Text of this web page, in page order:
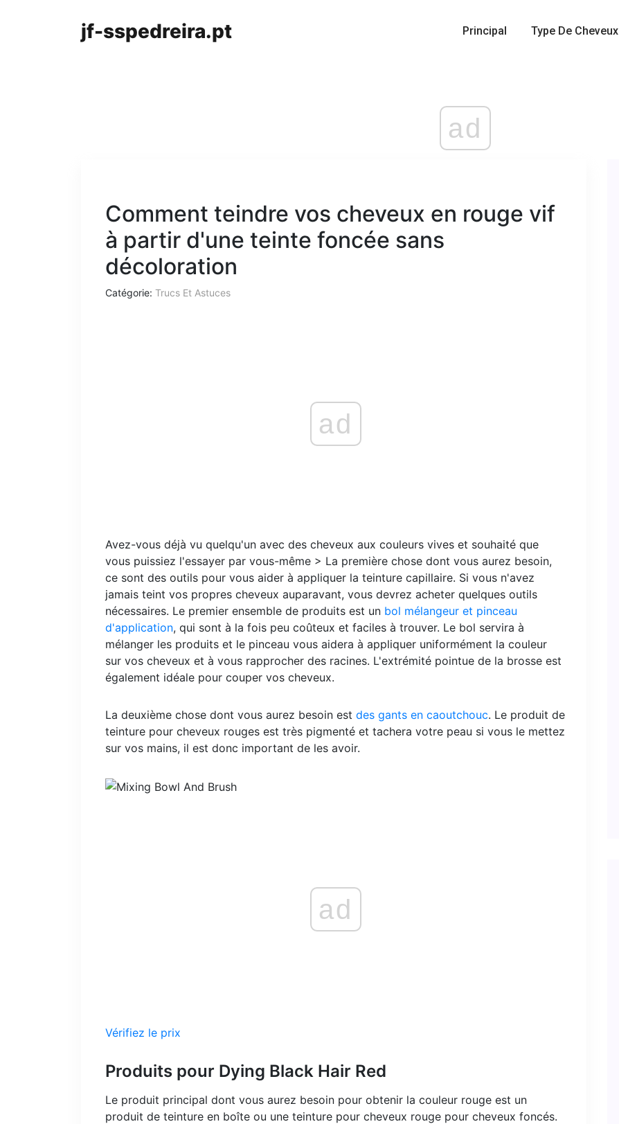
jf-sspedreira.pt Principal Type De Cheveux
ad
Comment teindre vos cheveux en rouge vif
à partir d'une teinte foncée sans
décoloration
Catégorie: Trucs Et Astuces
ad
Avez-vous déjà vu quelqu'un avec des cheveux aux couleurs vives et souhaité que
vous puissiez l'essayer par vous-même > La première chose dont vous aurez besoin,
ce sont des outils pour vous aider à appliquer la teinture capillaire. Si vous n'avez
jamais teint vos propres cheveux auparavant, vous devrez acheter quelques outils
nécessaires. Le premier ensemble de produits est un bol mélangeur et pinceau
d'application, qui sont à la fois peu coûteux et faciles à trouver. Le bol servira à
mélanger les produits et le pinceau vous aidera à appliquer uniformément la couleur
sur vos cheveux et à vous rapprocher des racines. L'extrémité pointue de la brosse est
également idéale pour couper vos cheveux.
La deuxième chose dont vous aurez besoin est des gants en caoutchouc. Le produit de
teinture pour cheveux rouges est très pigmenté et tachera votre peau si vous le mettez
sur vos mains, il est donc important de les avoir.
ad
Vérifiez le prix
Produits pour Dying Black Hair Red
Le produit principal dont vous aurez besoin pour obtenir la couleur rouge est un
produit de teinture en boîte ou une teinture pour cheveux rouge pour cheveux foncés.